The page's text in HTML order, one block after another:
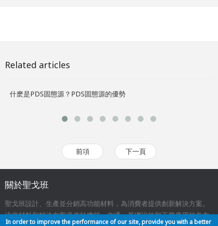
Related articles
什麽是PDS固態源？PDS固態源的優勢
前項 下一頁
關於聖戈班
聖戈班設計、生產並分銷高功能材料，為消費者提供創新解決方案。
這些材料和解決方案遍佈於建築、交通、基礎設施和工業應用的各方
In order to improve the performance of our site, provide you with a better